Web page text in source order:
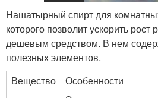
Нашатырный спирт для
которого позволит ускорить рост
дешевым средством. В нем
полезных элементов.
Вещество
Особенности